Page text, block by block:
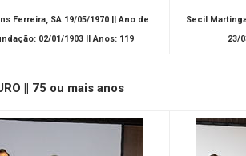
Ferreira, SA 19/05/1970 || Ano de
02/01/1903 || Anos: 119
Secil
23/
|| 75 ou mais anos